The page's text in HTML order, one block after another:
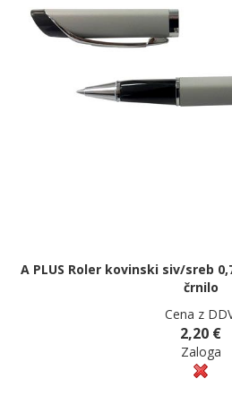
A PLUS Roler kovinski siv/sreb
črnilo
Cena z
2,20 €
Zaloga